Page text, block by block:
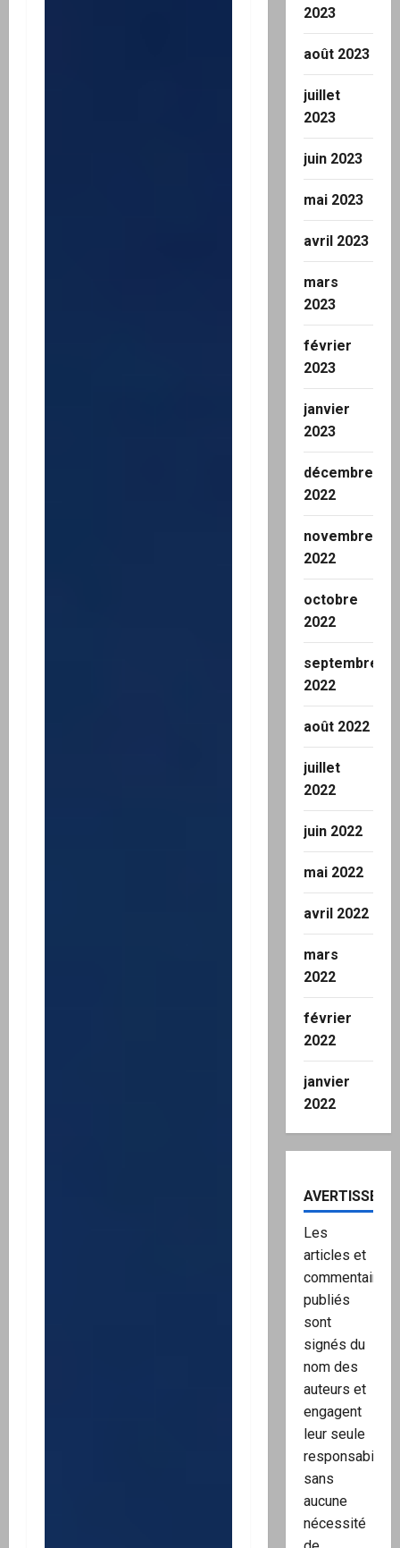
2023
août 2023
juillet
2023
juin 2023
mai 2023
avril 2023
mars
2023
février
2023
janvier
2023
décembre
2022
novembre
2022
octobre
2022
septembre
2022
août 2022
juillet
2022
juin 2022
mai 2022
avril 2022
mars
2022
février
2022
janvier
2022
Les
articles et
commentaires
publiés
sont
signés du
nom des
auteurs et
engagent
leur seule
responsabilité,
sans
aucune
nécessité